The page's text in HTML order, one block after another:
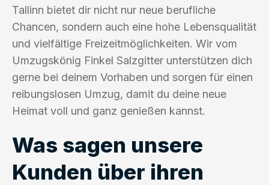
Tallinn bietet dir nicht nur neue berufliche
Chancen, sondern auch eine hohe Lebensqualität
und vielfältige Freizeitmöglichkeiten. Wir vom
Umzugskönig Finkel Salzgitter unterstützen dich
gerne bei deinem Vorhaben und sorgen für einen
reibungslosen Umzug, damit du deine neue
Heimat voll und ganz genießen kannst.
Was sagen unsere
Kunden über ihren